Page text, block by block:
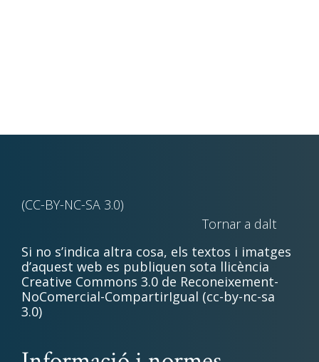
(CC-BY-NC-SA 3.0)
Tornar a dalt
Si no s’indica altra cosa, els textos i imatges
d’aquest web es publiquen sota llicència
Creative Commons 3.0 de Reconeixement-
NoComercial-CompartirIgual (cc-by-nc-sa
3.0)